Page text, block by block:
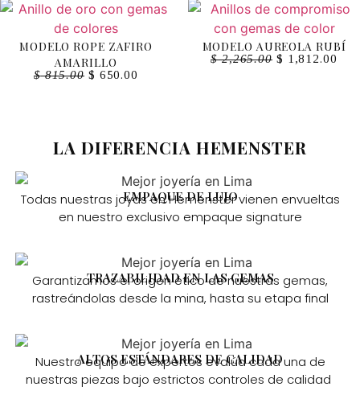
MODELO ROPE ZAFIRO
AMARILLO
$815.00 $ 650.00
MODELO AUREOLA RUBÍ
$2,265.00 $ 1,812.00
LA DIFERENCIA HEMENSTER
EMPAQUE DE LUJO
Todas nuestras joyas en Hemenster vienen envueltas
en nuestro exclusivo empaque signature
TRAZABILIDAD EN LAS GEMAS
Garantizamos el origen ético de nuestras gemas,
rastreándolas desde la mina, hasta su etapa final
ALTOS ESTÁNDARES DE CALIDAD
Nuestro equipo de expertos evalúa cada una de
nuestras piezas bajo estrictos controles de calidad